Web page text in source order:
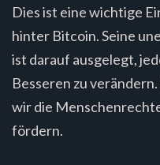
Dies ist eine wichtige
hinter Bitcoin. Seine
ist darauf ausgelegt,
Besseren zu
wir die
fördern.